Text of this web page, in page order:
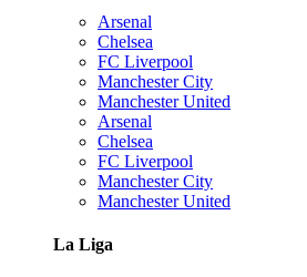
Arsenal
Chelsea
FC Liverpool
Manchester City
Manchester United
Arsenal
Chelsea
FC Liverpool
Manchester City
Manchester United
La Liga